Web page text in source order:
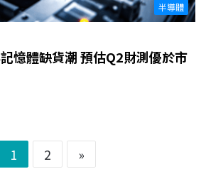
半導體
憶體缺貨潮 預估Q2財測優於市
1 2 »